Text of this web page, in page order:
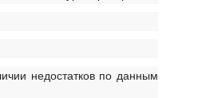
недостатков по данным